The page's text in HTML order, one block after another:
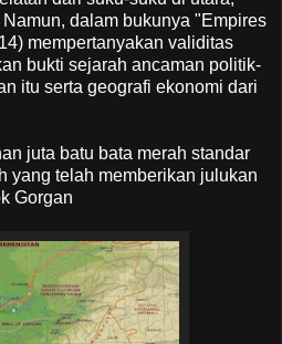
dalam bukunya "Empires
mempertanyakan validitas
bukti sejarah ancaman politik-
itu serta geografi ekonomi dari
juta batu bata merah standar
yang telah memberikan julukan
Gorgan